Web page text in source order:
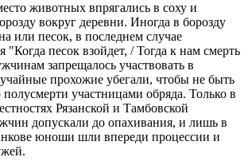
животных впрягались в соху и
вокруг деревни. Иногда в борозду
или песок, в последнем случае
"Когда песок взойдет, / Тогда к нам смерть
запрещалось участвовать в
прохожие убегали, чтобы не быть
участницами обряда. Только в
Рязанской и Тамбовской
допускали до опахивания, и лишь в
юноши шли впереди процессии и